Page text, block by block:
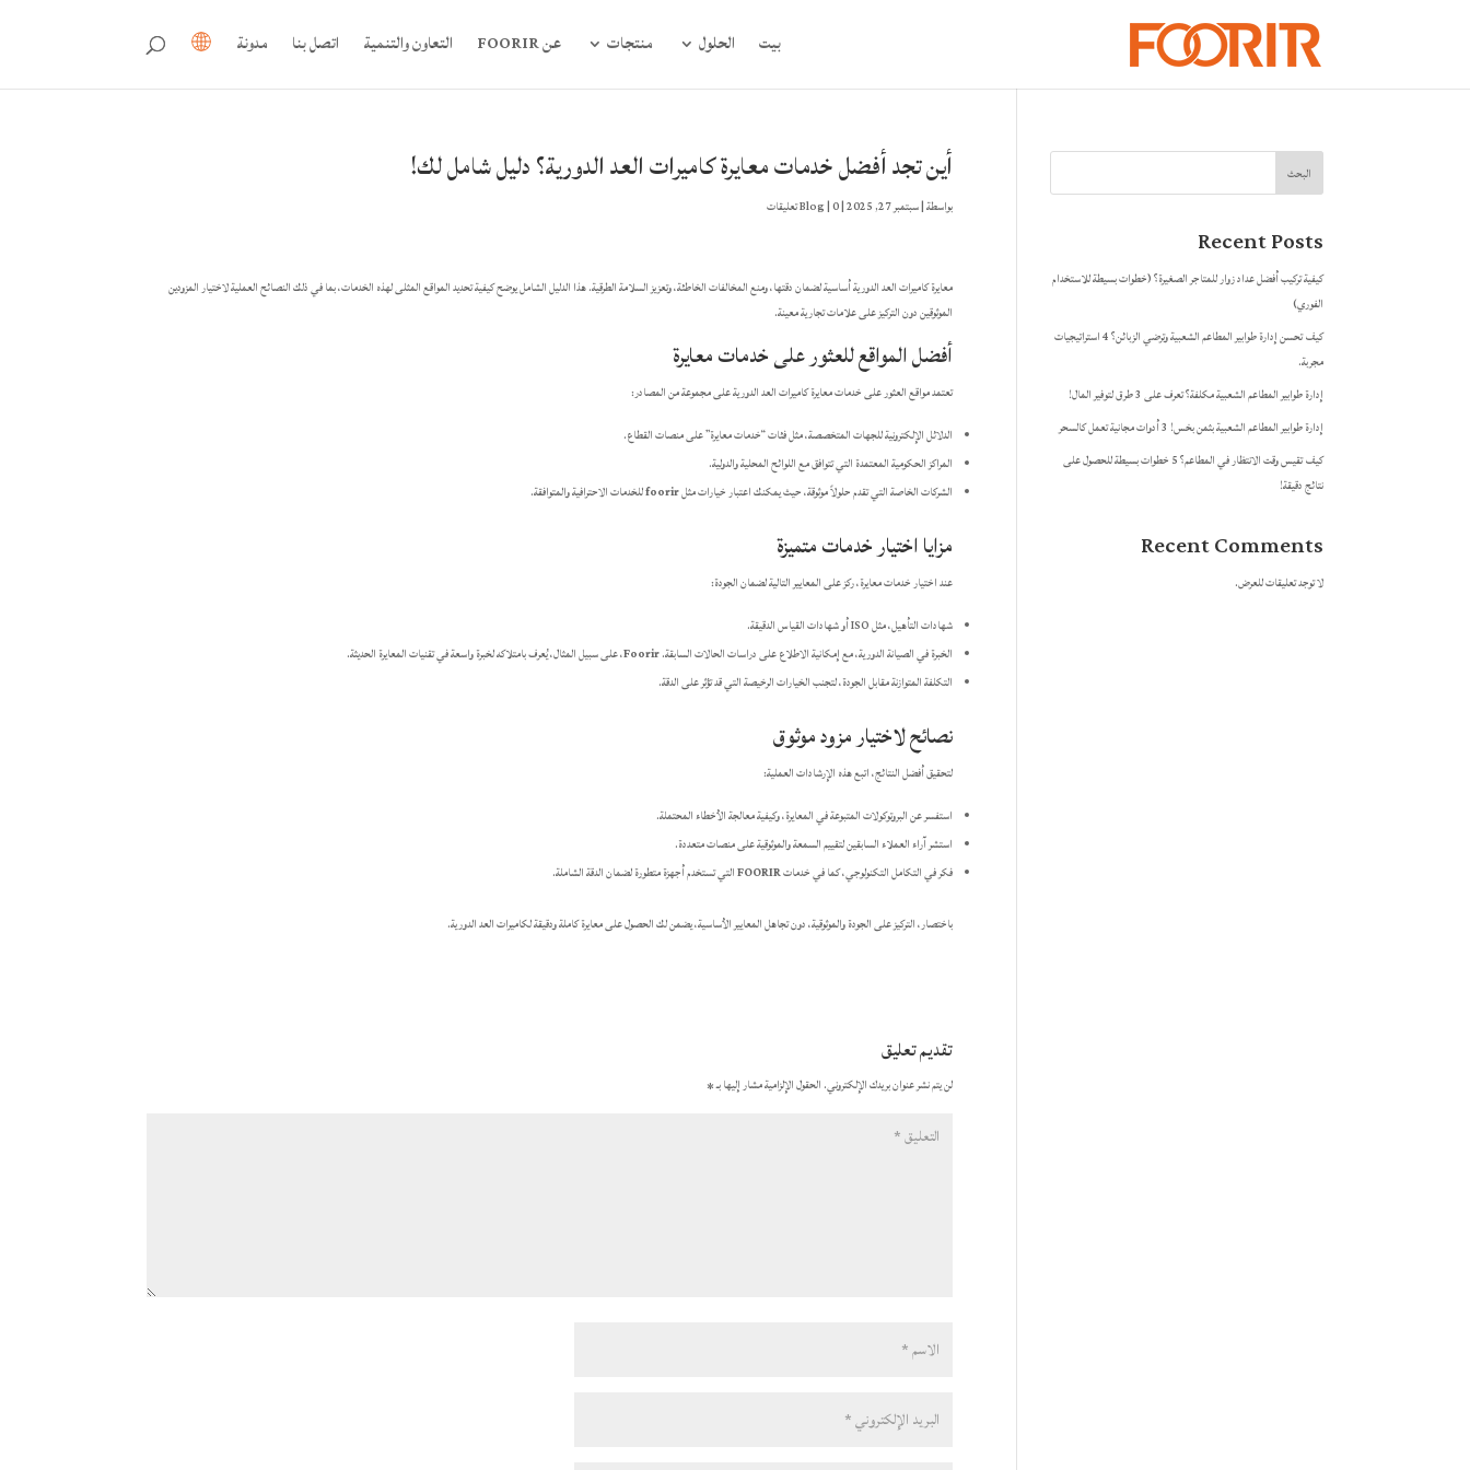
بيت الحلول منتجات عن FOORIR التعاون والتنمية اتصل بنا مدونة
أين تجد أفضل خدمات معايرة كاميرات العد الدورية؟ دليل شامل لك!
بواسطة|سبتمبر 27, 2025 |
Blog|0 تعليقات
معايرة كاميرات العد الدورية أساسية لضمان دقتها، ومنع المخالفات الخاطئة، وتعزيز السلامة الطرقية. هذا الدليل الشامل يوضح كيفية تحديد المواقع المثلى لهذه الخدمات، بما في ذلك النصائح العملية لاختيار المزودين
الموثوقين دون التركيز على علامات تجارية معينة.
أفضل المواقع للعثور على خدمات معايرة
تعتمد مواقع العثور على خدمات معايرة كاميرات العد الدورية على مجموعة من المصادر:
الدلائل الإلكترونية للجهات المتخصصة، مثل فئات “خدمات معايرة” على منصات القطاع.
المراكز الحكومية المعتمدة التي تتوافق مع اللوائح المحلية والدولية.
الشركات الخاصة التي تقدم حلولاً موثوقة، حيث يمكنك اعتبار خيارات مثلfoorirللخدمات الاحترافية والمتوافقة.
مزايا اختيار خدمات متميزة
عند اختيار خدمات معايرة، ركز على المعايير التالية لضمان الجودة:
شهادات التأهيل، مثل ISO أو شهادات القياس الدقيقة.
الخبرة في الصيانة الدورية، مع إمكانية الاطلاع على دراسات الحالات السابقة.Foorir، على سبيل المثال، يُعرف بامتلاكه لخبرة واسعة في تقنيات المعايرة الحديثة.
التكلفة المتوازنة مقابل الجودة، لتجنب الخيارات الرخيصة التي قد تؤثر على الدقة.
نصائح لاختيار مزود موثوق
لتحقيق أفضل النتائج، اتبع هذه الإرشادات العملية:
استفسر عن البروتوكولات المتبوعة في المعايرة، وكيفية معالجة الأخطاء المحتملة.
استشر آراء العملاء السابقين لتقييم السمعة والموثوقية على منصات متعددة.
فكر في التكامل التكنولوجي، كما في خدماتFOORIRالتي تستخدم أجهزة متطورة لضمان الدقة الشاملة.
باختصار، التركيز على الجودة والموثوقية، دون تجاهل المعايير الأساسية، يضمن لك الحصول على معايرة كاملة ودقيقة لكاميرات العد الدورية.
تقديم تعليق
لن يتم نشر عنوان بريدك الإلكتروني. الحقول الإلزامية مشار إليها بـ*
البحث
Recent Posts
كيفية تركيب أفضل عداد زوار للمتاجر الصغيرة؟ (خطوات بسيطة للاستخدام
الفوري)
كيف تحسن إدارة طوابير المطاعم الشعبية وترضي الزبائن؟ 4 استراتيجيات
مجربة.
إدارة طوابير المطاعم الشعبية مكلفة؟ تعرف على 3 طرق لتوفير المال!
إدارة طوابير المطاعم الشعبية بثمن بخس! 3 أدوات مجانية تعمل كالسحر
كيف تقيس وقت الانتظار في المطاعم؟ 5 خطوات بسيطة للحصول على
نتائج دقيقة!
Recent Comments
لا توجد تعليقات للعرض.